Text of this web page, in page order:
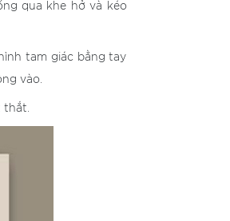
qua khe hở và kéo
tam giác bằng tay
vào.
thắt.